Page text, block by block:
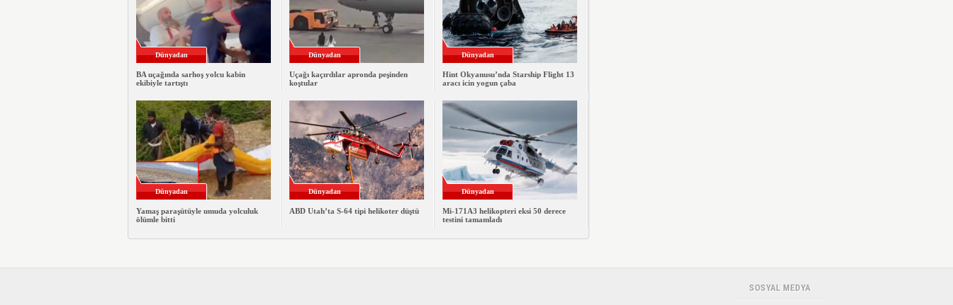
Dünyadan
BA uçağında sarhoş yolcu kabin
ekibiyle tartıştı
Dünyadan
Uçağı kaçırdılar apronda peşinden
koştular
Dünyadan
Hint Okyanusu’nda Starship Flight 13
aracı icin yogun çaba
Dünyadan
Yamaş paraşütüyle umuda yolculuk
ölümle bitti
Dünyadan
ABD Utah’ta S-64 tipi helikoter düştü
Dünyadan
Mi-171A3 helikopteri eksi 50 derece
testini tamamladı
SOSYAL MEDYA